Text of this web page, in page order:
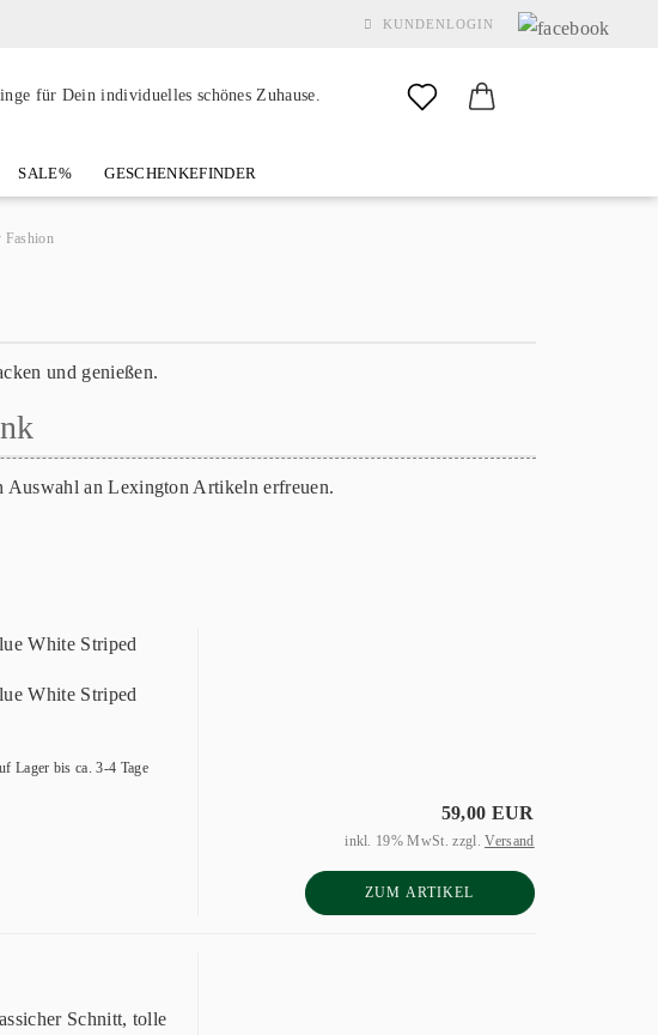
KUNDENLOGIN
Konto erstellen
für Dein individuelles schönes Zuhause.
SALE% GESCHENKEFINDER
Fashion
und genießen.
Auswahl an Lexington Artikeln erfreuen.
White Striped
White Striped
Lager bis ca. 3-4 Tage
59,00 EUR
inkl. 19% MwSt. zzgl.Versand
ZUM ARTIKEL
Schnitt, tolle